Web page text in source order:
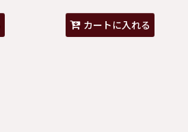
カートに入れる